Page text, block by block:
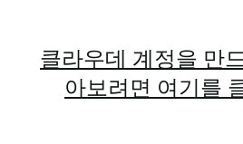
클라우데 계정을 만
아보려면 여기를